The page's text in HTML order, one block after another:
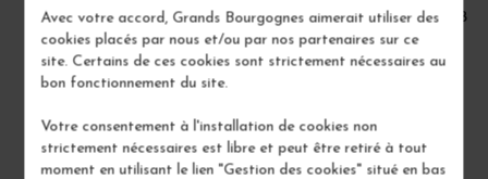
Avec votre accord, Grands Bourgognes aimerait utiliser des
cookies placés par nous et/ou par nos partenaires sur ce
site. Certains de ces cookies sont strictement nécessaires au
bon fonctionnement du site.
Votre consentement à l'installation de cookies non
strictement nécessaires est libre et peut être retiré à tout
moment en utilisant le lien "Gestion des cookies" situé en bas
CHIROUBLES 2021
Crus du Beaujolais
22,00 €